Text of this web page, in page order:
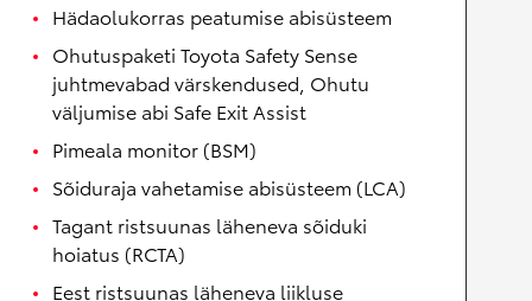
Hädaolukorras peatumise abisüsteem
Ohutuspaketi Toyota Safety Sense
juhtmevabad värskendused, Ohutu
väljumise abi Safe Exit Assist
Pimeala monitor (BSM)
Sõiduraja vahetamise abisüsteem (LCA)
Tagant ristsuunas läheneva sõiduki
hoiatus (RCTA)
Eest ristsuunas läheneva liikluse